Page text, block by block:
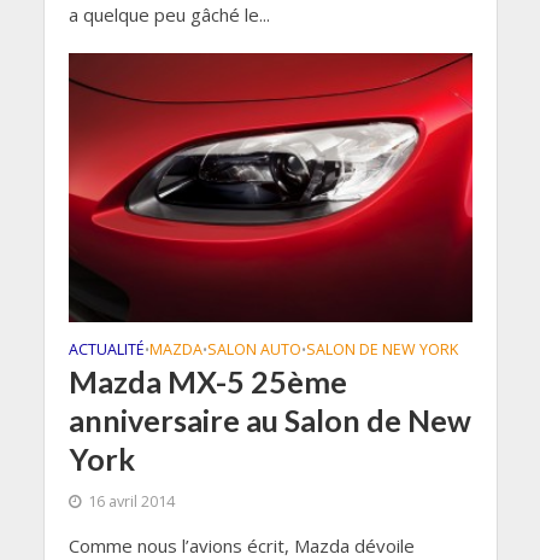
a quelque peu gâché le...
ACTUALITÉ•MAZDA•SALON AUTO•SALON DE NEW YORK
Mazda MX-5 25ème
anniversaire au Salon de New
York
16 avril 2014
Comme nous l’avions écrit, Mazda dévoile